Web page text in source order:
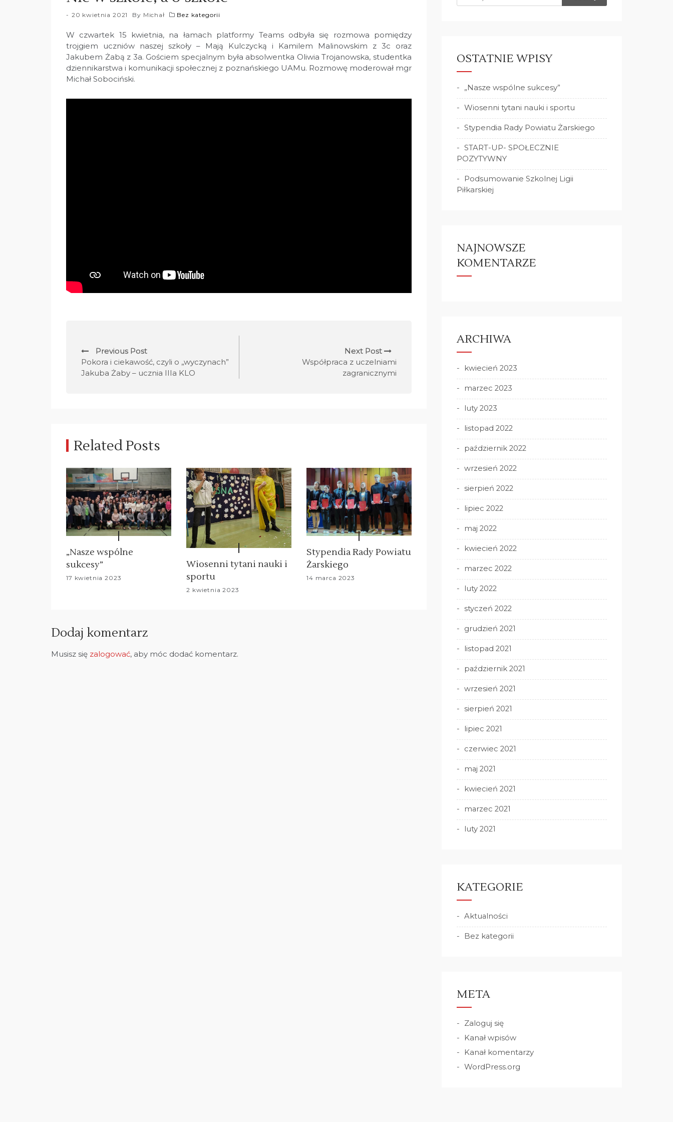
20 kwietnia 2021 By Michał Bez kategorii
W czwartek 15 kwietnia, na łamach platformy Teams odbyła się rozmowa pomiędzy
trojgiem uczniów naszej szkoły – Mają Kulczycką i Kamilem Malinowskim z 3c oraz
Jakubem Żabą z 3a. Gościem specjalnym była absolwentka Oliwia Trojanowska, studentka
dziennikarstwa i komunikacji społecznej z poznańskiego UAMu. Rozmowę moderował mgr
Michał Sobociński.
a
a
j
a
w
p
i
s
Previous Post
Pokora i ciekawość, czyli o „wyczynach”
Jakuba Żaby – ucznia IIIa KLO
Next Post
Współpraca z uczelniami
zagranicznymi
Related Posts
„Nasze wspólne
sukcesy”
17 kwietnia 2023
Wiosenni tytani nauki i
sportu
2 kwietnia 2023
Stypendia Rady Powiatu
Żarskiego
14 marca 2023
Dodaj komentarz
Musisz się zalogować, aby móc dodać komentarz.
OSTATNIE WPISY
„Nasze wspólne sukcesy”
Wiosenni tytani nauki i sportu
Stypendia Rady Powiatu Żarskiego
START-UP- SPOŁECZNIE
POZYTYWNY
Podsumowanie Szkolnej Ligii
Piłkarskiej
NAJNOWSZE
KOMENTARZE
ARCHIWA
kwiecień 2023
marzec 2023
luty 2023
listopad 2022
październik 2022
wrzesień 2022
sierpień 2022
lipiec 2022
maj 2022
kwiecień 2022
marzec 2022
luty 2022
styczeń 2022
grudzień 2021
listopad 2021
październik 2021
wrzesień 2021
sierpień 2021
lipiec 2021
czerwiec 2021
maj 2021
kwiecień 2021
marzec 2021
luty 2021
KATEGORIE
Aktualności
Bez kategorii
META
Zaloguj się
Kanał wpisów
Kanał komentarzy
WordPress.org